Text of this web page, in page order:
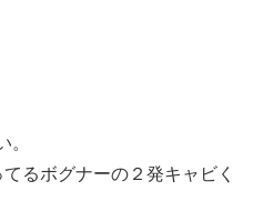
。
るボグナーの２発キャビく